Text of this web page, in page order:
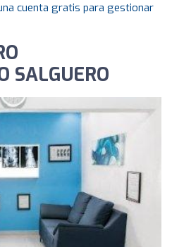
cuenta gratis para gestionar
SALGUERO